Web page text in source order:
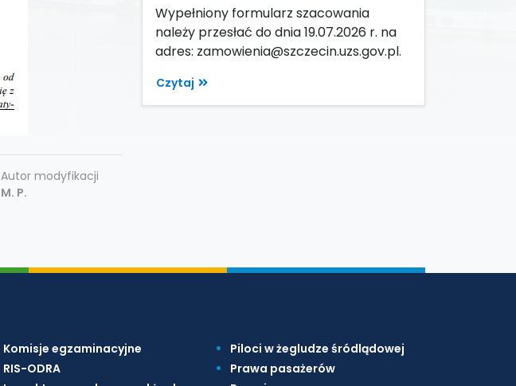
Autor modyfikacji
M. P.
Wypełniony formularz szacowania
należy przesłać do dnia 19.07.2026 r. na
adres: zamowienia@szczecin.uzs.gov.pl.
Czytaj
Komisje egzaminacyjne
RIS-ODRA
Piloci w żegludze śródlądowej
Prawa pasażerów